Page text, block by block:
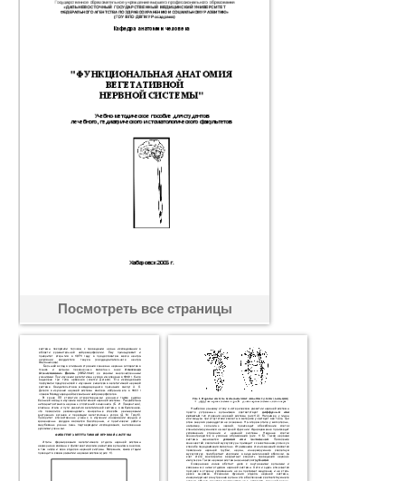
Посмотреть все страницы